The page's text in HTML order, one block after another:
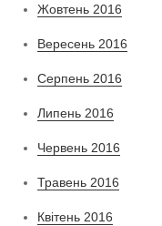
Жовтень 2016
Вересень 2016
Серпень 2016
Липень 2016
Червень 2016
Травень 2016
Квітень 2016